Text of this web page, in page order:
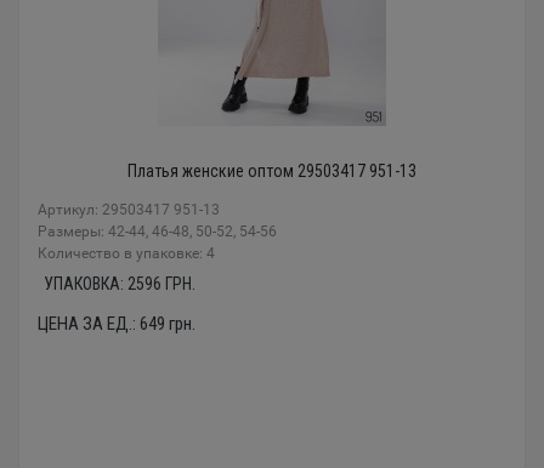
Платья женские оптом 29503417 951-13
Артикул: 29503417 951-13
Размеры: 42-44, 46-48, 50-52, 54-56
Количество в упаковке: 4
УПАКОВКА: 2596 ГРН.
ЦЕНА ЗА ЕД.: 649 грн.